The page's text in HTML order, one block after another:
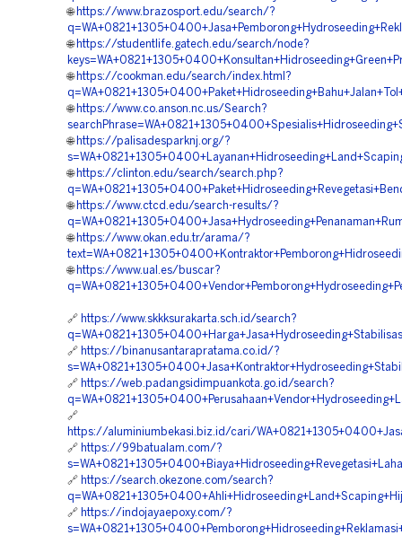
🌐 https://www.brazosport.edu/search/?
🌐 https://studentlife.gatech.edu/search/node?
🌐 https://cookman.edu/search/index.html?
🌐 https://www.co.anson.nc.us/Search?
🌐 https://palisadesparknj.org/?
🌐 https://clinton.edu/search/search.php?
🌐 https://www.ctcd.edu/search-results/?
🌐 https://www.okan.edu.tr/arama/?
🌐 https://www.ual.es/buscar?
🔗 https://www.skkksurakarta.sch.id/search?
🔗 https://binanusantarapratama.co.id/?
🔗 https://web.padangsidimpuankota.go.id/search?
🔗
https://aluminiumbekasi.biz.id/cari/
🔗 https://99batualam.com/?
🔗 https://search.okezone.com/search?
🔗 https://indojayaepoxy.com/?